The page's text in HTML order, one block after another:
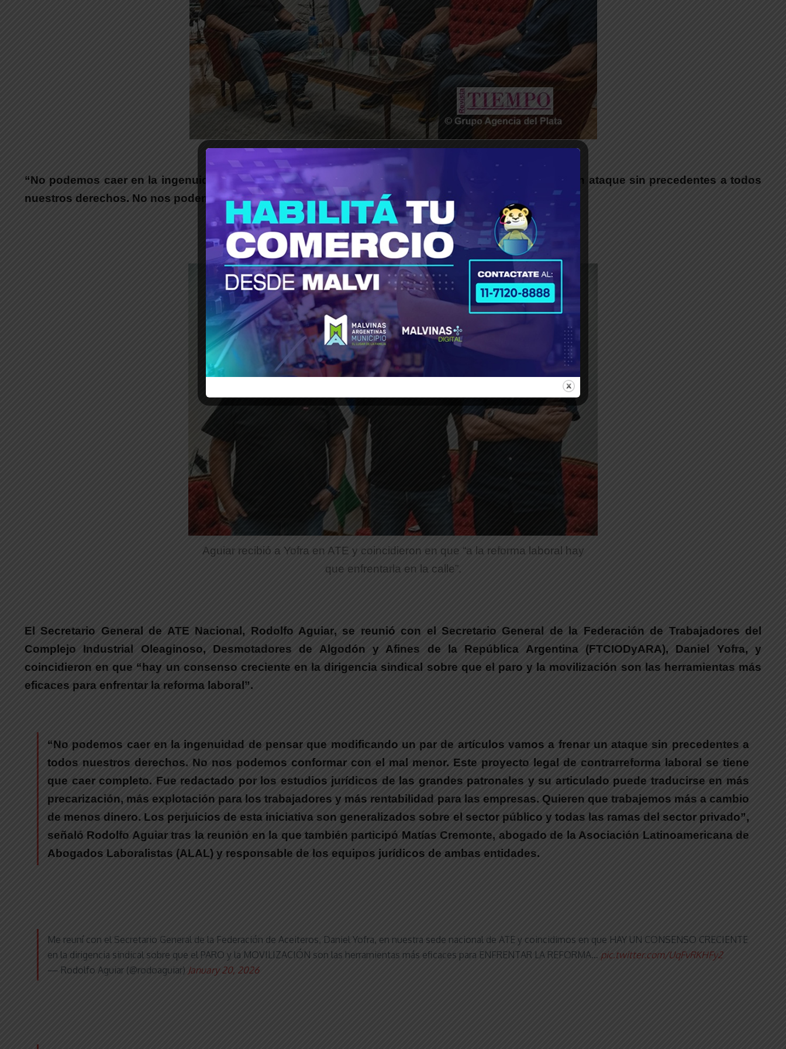
___________________________________________________________________
“No podemos caer en la ingenuidad de pensar que modificando un par de artículos vamos a frenar un ataque sin precedentes a todos
nuestros derechos. No nos podemos conformar con el mal menor”, indicó Rodolfo Aguiar.
Aguiar recibió a Yofra en ATE y coincidieron en que “a la reforma laboral hay
que enfrentarla en la calle”.
El Secretario General de ATE Nacional, Rodolfo Aguiar, se reunió con el Secretario General de la Federación de Trabajadores del
Complejo Industrial Oleaginoso, Desmotadores de Algodón y Afines de la República Argentina (FTCIODyARA), Daniel Yofra, y
coincidieron en que “ hay un consenso creciente en la dirigencia sindical sobre que el paro y la movilización son las herramientas más
eficaces para enfrentar la reforma laboral”.
“No podemos caer en la ingenuidad de pensar que modificando un par de artículos vamos a frenar un ataque sin precedentes a
todos nuestros derechos. No nos podemos conformar con el mal menor. Este proyecto legal de contrarreforma laboral se tiene
que caer completo. Fue redactado por los estudios jurídicos de las grandes patronales y su articulado puede traducirse en más
precarización, más explotación para los trabajadores y más rentabilidad para las empresas. Quieren que trabajemos más a cambio
de menos dinero. Los perjuicios de esta iniciativa son generalizados sobre el sector público y todas las ramas del sector privado”,
señaló Rodolfo Aguiar tras la reunión en la quetambién participó Matías Cremonte, abogado de la Asociación Latinoamericana de
Abogados Laboralistas (ALAL) y responsable de los equipos jurídicos de ambas entidades.
Me reuní con el Secretario General de la Federación de Aceiteros, Daniel Yofra, en nuestra sede nacional de ATE y coincidimos en que HAY UN CONSENSO CRECIENTE
en la dirigencia sindical sobre que el PARO y la MOVILIZACIÓN son las herramientas más eficaces para ENFRENTAR LA REFORMA… pic.twitter.com/UqFvRKHFy2
— Rodolfo Aguiar (@rodoaguiar) January 20, 2026